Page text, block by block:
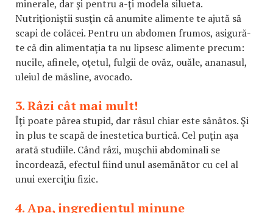
minerale, dar şi pentru a-ţi modela silueta.
Nutriţioniştii susţin că anumite alimente te ajută să
scapi de colăcei. Pentru un abdomen frumos, asigură-
te că din alimentaţia ta nu lipsesc alimente precum:
nucile, afinele, oţetul, fulgii de ovăz, ouăle, ananasul,
uleiul de măsline, avocado.
3. Râzi cât mai mult!
Îţi poate părea stupid, dar râsul chiar este sănătos. Şi
în plus te scapă de inestetica burtică. Cel puţin aşa
arată studiile. Când râzi, muşchii abdominali se
încordează, efectul fiind unul asemănător cu cel al
unui exerciţiu fizic.
4. Apa, ingredientul minune